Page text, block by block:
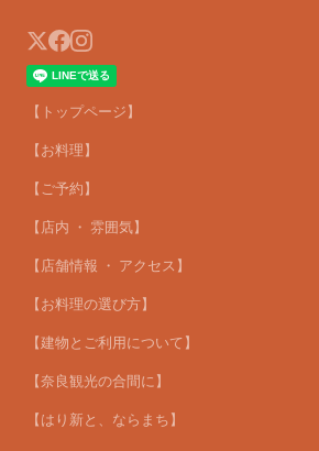
【トップページ】
【お料理】
【ご予約】
【店内 ・ 雰囲気】
【店舗情報 ・ アクセス】
【お料理の選び方】
【建物とご利用について】
【奈良観光の合間に】
【はり新と、ならまち】